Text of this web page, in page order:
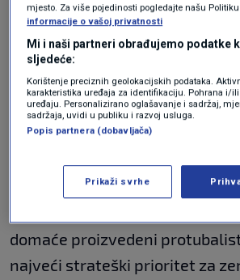
Kijev pokušava razviti vlastitu
protubalističku protuzračnu
proizvođač oružja Fire Point
da radi na vlastitom sustavu s
spreman do sljedeće godine.
radara, ciljanja i komunikacija,
domaće proizvedeni
najveći strateški prioritet za
mjesto. Za više pojedinosti pogledajte našu
informacije o vašoj privatnosti
Mi i naši partneri obrađujemo podatke
sljedeće:
Korištenje preciznih geolokacijskih podataka.
karakteristika uređaja za identifikaciju. Pohrana i/
uređaju. Personalizirano oglašavanje i sadržaj,
sadržaja, uvidi u publiku i razvoj usluga.
Popis partnera (dobavljača)
Prikaži svrhe